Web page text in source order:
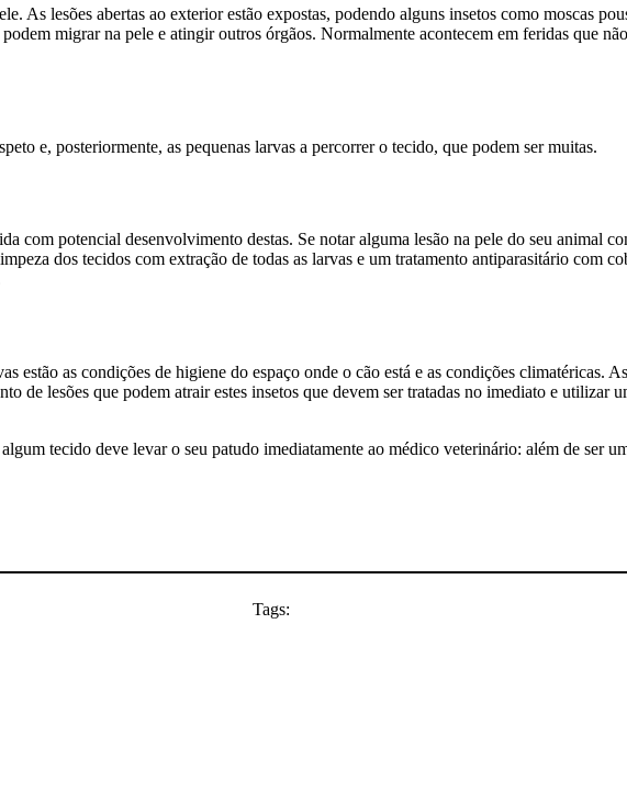
As lesões abertas ao exterior estão expostas, podendo alguns insetos como moscas
migrar na pele e atingir outros órgãos. Normalmente acontecem em feridas que
e, posteriormente, as pequenas larvas a percorrer o tecido, que podem ser muitas.
com potencial desenvolvimento destas. Se notar alguma lesão na pele do seu animal
dos tecidos com extração de todas as larvas e um tratamento antiparasitário com
estão as condições de higiene do espaço onde o cão está e as condições climatéricas.
de lesões que podem atrair estes insetos que devem ser tratadas no imediato e utilizar
tecido deve levar o seu patudo imediatamente ao médico veterinário: além de ser
Tags: